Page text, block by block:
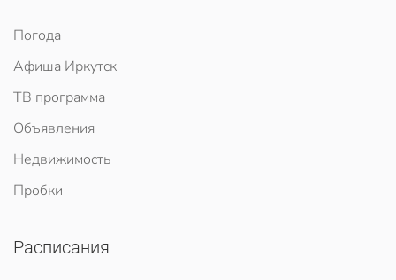
Погода
Афиша Иркутск
ТВ программа
Объявления
Недвижимость
Пробки
Расписания